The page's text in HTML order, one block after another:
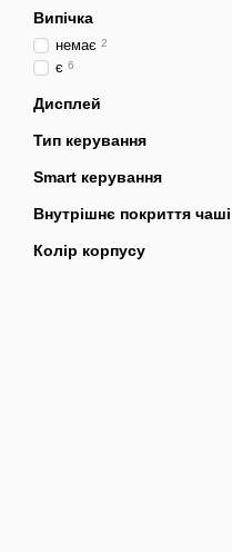
Випічка
немає 2
є 6
Дисплей
Тип керування
Smart керування
Внутрішнє покриття чаші
Колір корпусу